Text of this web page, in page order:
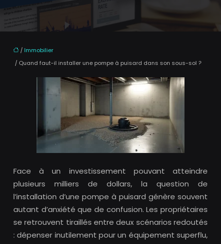
/ Immobilier
/ Quand faut-il installer une pompe à puisard dans son sous-sol ?
Face à un investissement pouvant atteindre
plusieurs milliers de dollars, la question de
l’installation d’une pompe à puisard génère souvent
autant d’anxiété que de confusion. Les propriétaires
se retrouvent tiraillés entre deux scénarios redoutés
: dépenser inutilement pour un équipement superflu,